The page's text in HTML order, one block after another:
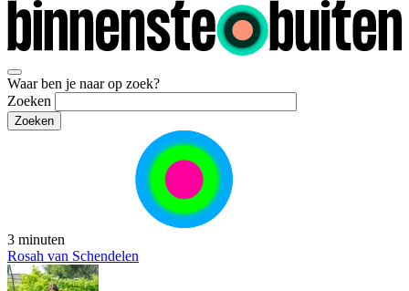
Waar ben je naar op zoek?
Zoeken
3 minuten
Rosah van Schendelen